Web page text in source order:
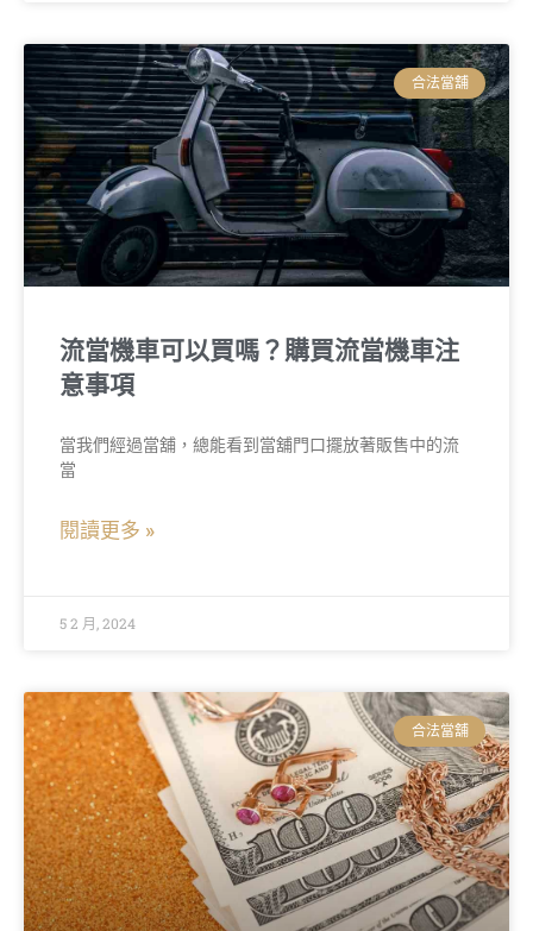
合法當舖
流當機車可以買嗎？購買流當機車注
意事項
當我們經過當舖，總能看到當舖門口擺放著販售中的流
當
閱讀更多 »
5 2 月, 2024
合法當舖